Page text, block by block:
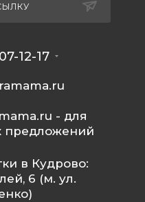
12-17
- для
предложений
в Кудрово:
6 (м. ул.